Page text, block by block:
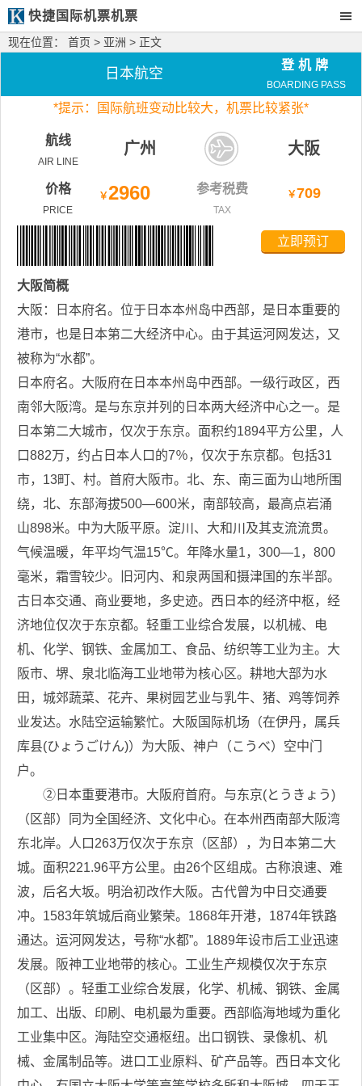
快捷国际机票机票
现在位置： 首页 > 亚洲 > 正文
日本航空
登机牌
BOARDING PASS
*提示：国际航班变动比较大， 机票比较紧张*
航线
AIR LINE
广州 大阪
价格
PRICE
￥2960 参考税费
TAX
￥709
立即预订
大阪简概
大阪：日本府名。位于日本本州岛中西部，是日本重要的
港市，也是日本第二大经济中心。由于其运河网发达，又
被称为“水都”。
日本府名。大阪府在日本本州岛中西部。一级行政区，西
南邻大阪湾。是与东京并列的日本两大经济中心之一。是
日本第二大城市，仅次于东京。面积约1894平方公里，人
口882万，约占日本人口的7％，仅次于东京都。包括31
市，13町、村。首府大阪市。北、东、南三面为山地所围
绕，北、东部海拔500—600米，南部较高，最高点岩涌
山898米。中为大阪平原。淀川、大和川及其支流流贯。
气候温暖，年平均气温15℃。年降水量1，300—1，800
毫米，霜雪较少。旧河内、和泉两国和摄津国的东半部。
古日本交通、商业要地，多史迹。西日本的经济中枢，经
济地位仅次于东京都。轻重工业综合发展，以机械、电
机、化学、钢铁、金属加工、食品、纺织等工业为主。大
阪市、堺、泉北临海工业地带为核心区。耕地大部为水
田，城郊蔬菜、花卉、果树园艺业与乳牛、猪、鸡等饲养
业发达。水陆空运输繁忙。大阪国际机场（在伊丹，属兵
库县(ひょうごけん)）为大阪、神户（こうべ）空中门
户。
②日本重要港市。大阪府首府。与东京(とうきょう)
（区部）同为全国经济、文化中心。在本州西南部大阪湾
东北岸。人口263万仅次于东京（区部），为日本第二大
城。面积221.96平方公里。由26个区组成。古称浪速、难
波，后名大坂。明治初改作大阪。古代曾为中日交通要
冲。1583年筑城后商业繁荣。1868年开港，1874年铁路
通达。运河网发达，号称“水都”。1889年设市后工业迅速
发展。阪神工业地带的核心。工业生产规模仅次于东京
（区部）。轻重工业综合发展，化学、机械、钢铁、金属
加工、出版、印刷、电机最为重要。西部临海地域为重化
工业集中区。海陆空交通枢纽。出口钢铁、录像机、机
械、金属制品等。进口工业原料、矿产品等。西日本文化